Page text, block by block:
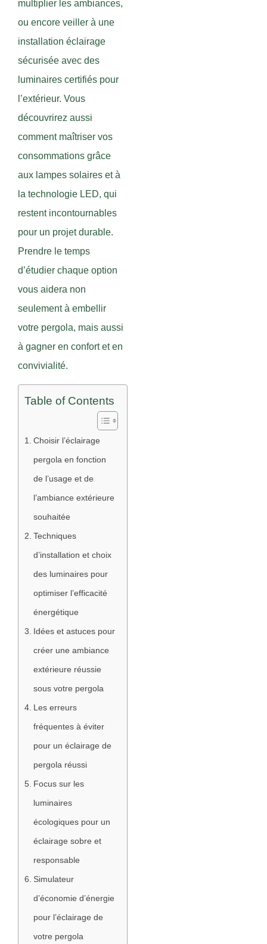
multiplier les ambiances,
ou encore veiller à une
installation éclairage
sécurisée avec des
luminaires certifiés pour
l’extérieur. Vous
découvrirez aussi
comment maîtriser vos
consommations grâce
aux lampes solaires et à
la technologie LED, qui
restent incontournables
pour un projet durable.
Prendre le temps
d’étudier chaque option
vous aidera non
seulement à embellir
votre pergola, mais aussi
à gagner en confort et en
convivialité.
Table of Contents
Choisir l’éclairage
pergola en fonction
de l’usage et de
l’ambiance extérieure
souhaitée
Techniques
d’installation et choix
des luminaires pour
optimiser l’efficacité
énergétique
Idées et astuces pour
créer une ambiance
extérieure réussie
sous votre pergola
Les erreurs
fréquentes à éviter
pour un éclairage de
pergola réussi
Focus sur les
luminaires
écologiques pour un
éclairage sobre et
responsable
Simulateur
d’économie d’énergie
pour l’éclairage de
votre pergola